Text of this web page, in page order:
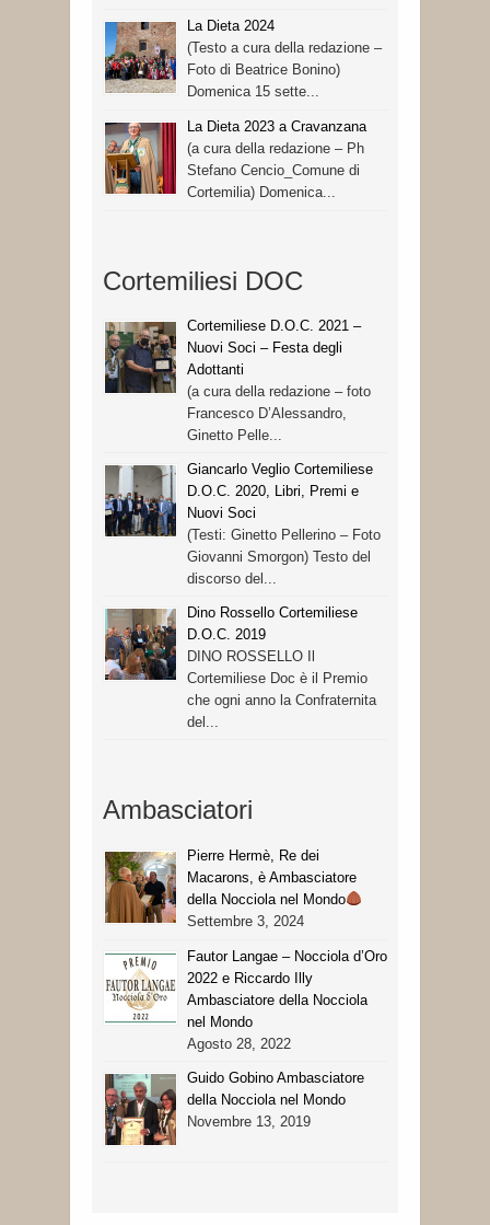
La Dieta 2024
(Testo a cura della redazione –
Foto di Beatrice Bonino)
Domenica 15 sette...
La Dieta 2023 a Cravanzana
(a cura della redazione – Ph
Stefano Cencio_Comune di
Cortemilia) Domenica...
Cortemiliesi DOC
Cortemiliese D.O.C. 2021 –
Nuovi Soci – Festa degli
Adottanti
(a cura della redazione – foto
Francesco D’Alessandro,
Ginetto Pelle...
Giancarlo Veglio Cortemiliese
D.O.C. 2020, Libri, Premi e
Nuovi Soci
(Testi: Ginetto Pellerino – Foto
Giovanni Smorgon) Testo del
discorso del...
Dino Rossello Cortemiliese
D.O.C. 2019
DINO ROSSELLO Il
Cortemiliese Doc è il Premio
che ogni anno la Confraternita
del...
Ambasciatori
Pierre Hermè, Re dei
Macarons, è Ambasciatore
della Nocciola nel Mondo
Settembre 3, 2024
Fautor Langae – Nocciola d’Oro
2022 e Riccardo Illy
Ambasciatore della Nocciola
nel Mondo
Agosto 28, 2022
Guido Gobino Ambasciatore
della Nocciola nel Mondo
Novembre 13, 2019